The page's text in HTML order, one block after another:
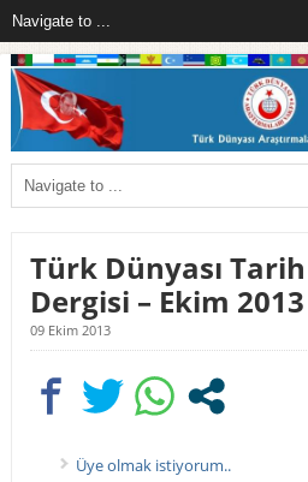
Türk Dünyası
Dergisi – Ekim 2013
09 Ekim 2013
Üye olmak istiyorum..